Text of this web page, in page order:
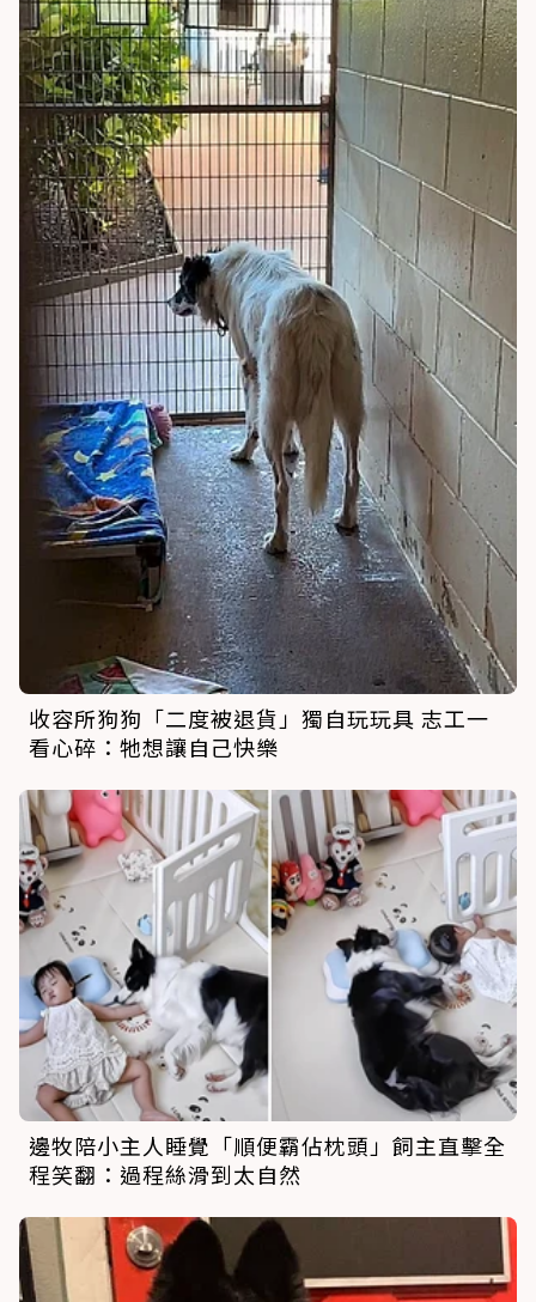
收容所狗狗「二度被退貨」獨自玩玩具 志工一
看心碎：牠想讓自己快樂
邊牧陪小主人睡覺「順便霸佔枕頭」飼主直擊全
程笑翻：過程絲滑到太自然